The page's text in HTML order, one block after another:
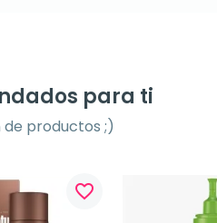
para ti
de productos ;)
favorite_border